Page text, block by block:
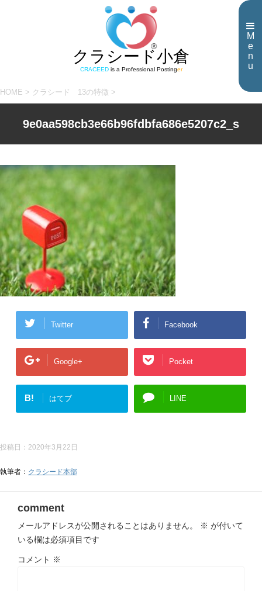
M
e
n
u
クラシード小倉
CRACEEDis a Professional Postinger
HOME > クラシード 13の特徴 >
9e0aa598cb3e66b96fdbfa686e5207c2_s
Twitter Facebook
Google+ Pocket
B! はてブ LINE
投稿日： 2020年3月22日
執筆者： クラシード本部
comment
メールアドレスが公開されることはありません。 ※ が付いて
いる欄は必須項目です
コメント ※